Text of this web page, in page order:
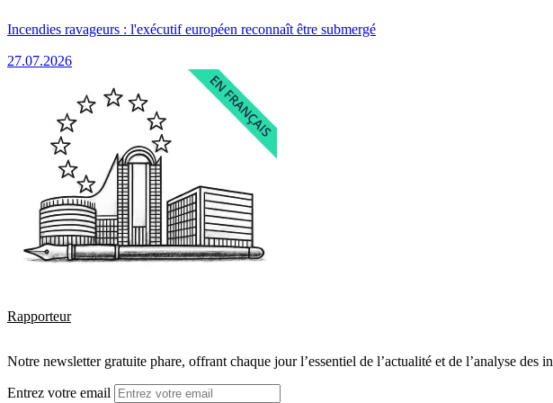
Incendies ravageurs : l'exécutif européen reconnaît être submergé
27.07.2026
Rapporteur
Notre newsletter gratuite phare, offrant chaque jour l’essentiel de l’actualité et de l’analyse
Entrez votre email